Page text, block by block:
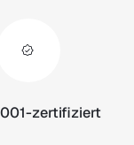
zertifiziert